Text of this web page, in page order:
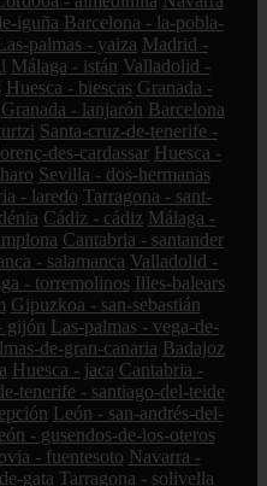
iguña Barcelona - la-pobla-
palmas - yaiza Madrid -
Málaga - istán Valladolid -
Huesca - biescas Granada -
Granada - lanjarón Barcelona
Santa-cruz-de-tenerife -
des-cardassar Huesca -
Sevilla - dos-hermanas
- laredo Tarragona - sant-
Cádiz - cádiz Málaga -
Cantabria - santander
- salamanca Valladolid -
- torremolinos Illes-balears
Gipuzkoa - san-sebastián
gijón Las-palmas - vega-de-
de-gran-canaria Badajoz
Huesca - jaca Cantabria -
tenerife - santiago-del-teide
León - san-andrés-del-
- gusendos-de-los-oteros
- fuentesoto Navarra -
gata Tarragona - solivella